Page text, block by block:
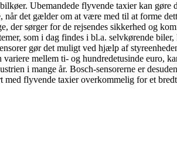
Ubemandede flyvende taxier kan gøre
det gælder om at være med til at forme
der sørger for de rejsendes sikkerhed og
som i dag findes i bl.a. selvkørende
gør det muligt ved hjælp af
mellem ti- og hundredetusinde euro,
i mange år. Bosch-sensorerne er
flyvende taxier overkommelig for et